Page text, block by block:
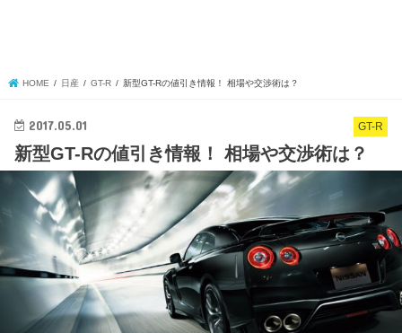
HOME 日産 GT-R 新型GT-Rの値引き情報！ 相場や交渉術は？
GT-R
2017.05.01
新型GT-Rの値引き情報！ 相場や交渉術は？